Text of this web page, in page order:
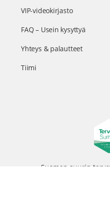
VIP-videokirjasto
FAQ – Usein kysyttyä
Yhteys & palautteet
Tiimi
Suomen suurin